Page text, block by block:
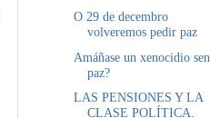
O 29 de decembro
volveremos pedir paz
Amáñase un xenocidio sen
paz?
LAS PENSIONES Y LA
CLASE POLÍTICA.